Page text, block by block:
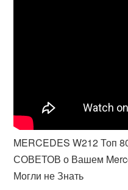
MERCEDES W212
СОВЕТОВ о Вашем
Могли не Знать